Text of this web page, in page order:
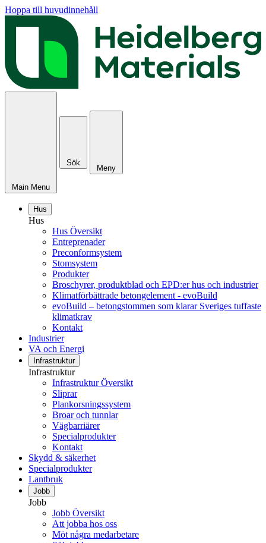
Hoppa till huvudinnehåll
Main Menu
Sök
Meny
Hus
Hus
Hus Översikt
Entreprenader
Preconformsystem
Stomsystem
Produkter
Broschyrer, produktblad och EPD:er hus och industrier
Klimatförbättrade betongelement - evoBuild
evoBuild – betongstommen som klarar Sveriges tuffaste
klimatkrav
Kontakt
Industrier
VA och Energi
Infrastruktur
Infrastruktur
Infrastruktur Översikt
Sliprar
Plankorsningssystem
Broar och tunnlar
Vägbarriärer
Specialprodukter
Kontakt
Skydd & säkerhet
Specialprodukter
Lantbruk
Jobb
Jobb
Jobb Översikt
Att jobba hos oss
Möt några medarbetare